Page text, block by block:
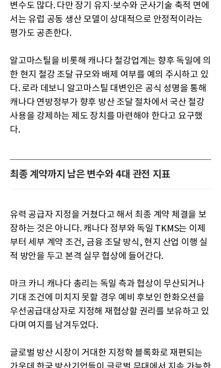
변수도 많다. 다만 장기 유지·보수와 군사기술 축적 면에
서는 유럽 공동 생산 모델이 상대적으로 안정적이라는
평가도 공존한다.
알고마스틸을 비롯해 캐나다 철강업계는 향후 독일에 의
한 현지 철강 조달 규모와 배제 여부를 예의 주시하고 있
다. 로라 데보니 알고마스틸 대변인은 공식 성명을 통해
캐나다 연방정부가 향후 방산 조달 절차에서 국산 철강
사용을 강제하는 제도 장치를 마련해야 한다고 요구했
다.
최종 계약까지 남은 변수와 4대 관전 지표
유력 공급자 지정을 거쳤다고 해서 최종 계약 체결을 보
장하는 것은 아니다. 캐나다 정부와 독일 TKMS는 이제
부터 세부 계약 조건, 금융 조달 방식, 현지 산업 이행 실
적 방안을 두고 본격 실무 협상에 들어간다.
마크 카니 캐나다 총리는 독일 측과 협상이 무산되거나
기대 조건에 미치지 못할 경우 예비 후보인 한화오션을
우선공급대상자로 지정해 재협상할 권리를 보유하고 있
다며 여지를 남겨두었다.
글로벌 방산 시장이 거대한 지정학 블록화로 재편되는